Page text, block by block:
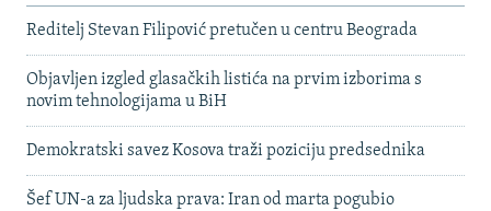
Reditelj Stevan Filipović pretučen u centru Beograda
Objavljen izgled glasačkih listića na prvim izborima s
novim tehnologijama u BiH
Demokratski savez Kosova traži poziciju predsednika
Šef UN-a za ljudska prava: Iran od marta pogubio